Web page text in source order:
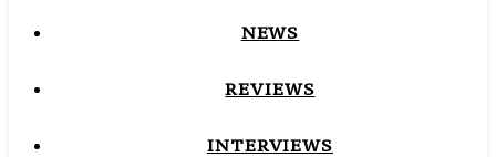
NEWS
REVIEWS
INTERVIEWS